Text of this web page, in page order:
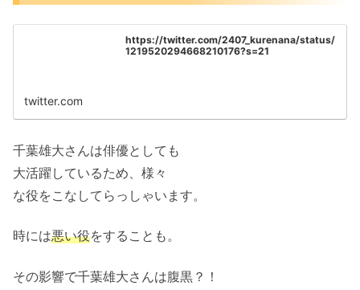
https://twitter.com/2407_kurenana/status/
1219520294668210176?s=21
twitter.com
千葉雄大さんは俳優としても
大活躍しているため、様々
な役をこなしてらっしゃいます。
時には悪い役をすることも。
その影響で千葉雄大さんは腹黒？！